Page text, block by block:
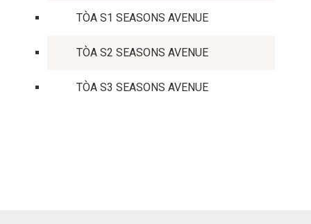
TÒA S1 SEASONS AVENUE
TÒA S2 SEASONS AVENUE
TÒA S3 SEASONS AVENUE